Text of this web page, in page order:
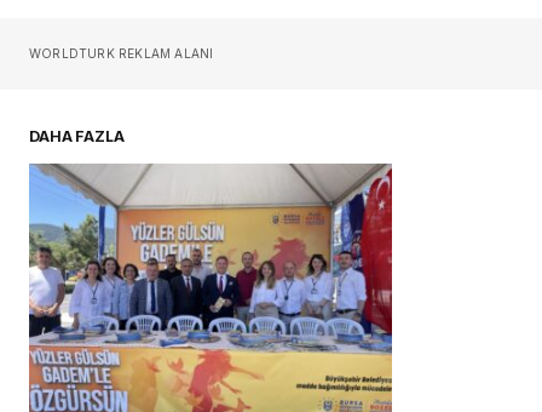
Sizin adınız*
Daha sonraki yorumlarımda kullanılması için
adım, e-posta adresim ve site adresim bu
tarayıcıya kaydedilsin.
YORUM GÖNDER
WORLDTURK REKLAM ALANI
DAHA FAZLA